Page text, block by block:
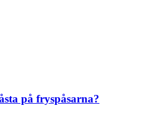
på fryspåsarna?